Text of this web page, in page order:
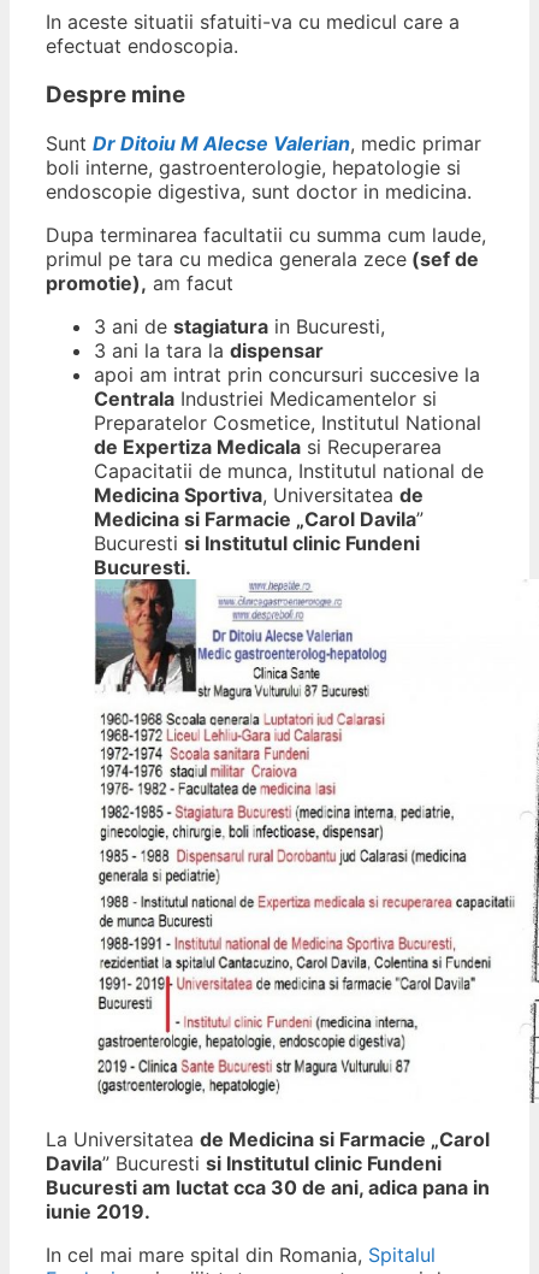
In aceste situatii sfatuiti-va cu medicul care a
efectuat endoscopia.
Despre mine
Sunt Dr Ditoiu M Alecse Valerian, medic primar
boli interne, gastroenterologie, hepatologie si
endoscopie digestiva, sunt doctor in medicina.
Dupa terminarea facultatii cu summa cum laude,
primul pe tara cu medica generala zece (sef de
promotie), am facut
3 ani de stagiatura in Bucuresti,
3 ani la tara la dispensar
apoi am intrat prin concursuri succesive la
Centrala Industriei Medicamentelor si
Preparatelor Cosmetice, Institutul National
de Expertiza Medicala si Recuperarea
Capacitatii de munca, Institutul national de
Medicina Sportiva, Universitatea de
Medicina si Farmacie „Carol Davila”
Bucuresti si Institutul clinic Fundeni
Bucuresti.
La Universitatea de Medicina si Farmacie „Carol
Davila” Bucuresti si Institutul clinic Fundeni
Bucuresti am luctat cca 30 de ani, adica pana in
iunie 2019.
In cel mai mare spital din Romania, Spitalul